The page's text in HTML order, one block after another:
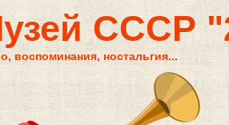
СССР
воспоминания, ностальгия...